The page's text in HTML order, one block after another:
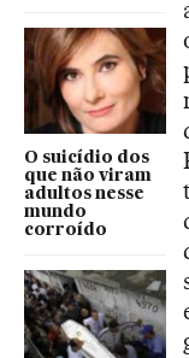
O suicídio dos
que não viram
adultos nesse
mundo
corroído